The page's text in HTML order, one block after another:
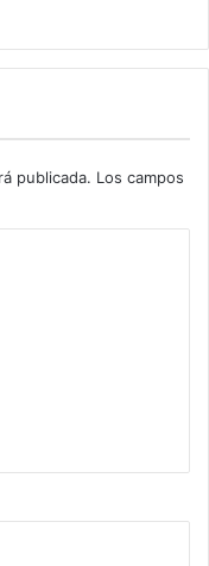
publicada. Los campos